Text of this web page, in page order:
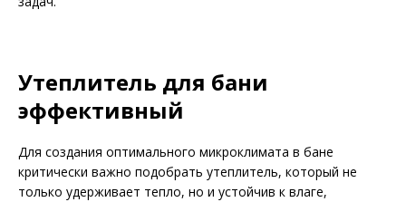
Утеплитель для бани
эффективный
Для создания оптимального микроклимата в бане
критически важно подобрать утеплитель, который не
только удерживает тепло, но и устойчив к влаге,